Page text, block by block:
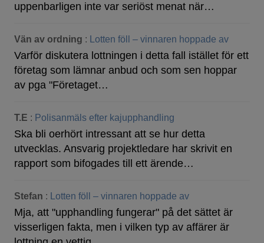
uppenbarligen inte var seriöst menat när…
Vän av ordning : Lotten föll – vinnaren hoppade av
Varför diskutera lottningen i detta fall istället för ett
företag som lämnar anbud och som sen hoppar
av pga "Företaget…
T.E : Polisanmäls efter kajupphandling
Ska bli oerhört intressant att se hur detta
utvecklas. Ansvarig projektledare har skrivit en
rapport som bifogades till ett ärende…
Stefan : Lotten föll – vinnaren hoppade av
Mja, att "upphandling fungerar" på det sättet är
visserligen fakta, men i vilken typ av affärer är